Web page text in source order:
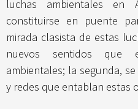
luchas ambientales en
constituirse en puente
mirada clasista de estas
nuevos sentidos que
ambientales; la segunda,
y redes que entablan estas